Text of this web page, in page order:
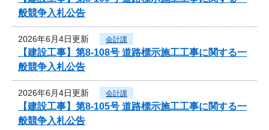
般競争入札公告
2026年6月4日更新 会計課
【建設工事】第8-108号 道路標示施工工事に関する一
般競争入札公告
2026年6月4日更新 会計課
【建設工事】第8-105号 道路標示施工工事に関する一
般競争入札公告